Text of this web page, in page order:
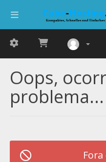
Oops,
problema...